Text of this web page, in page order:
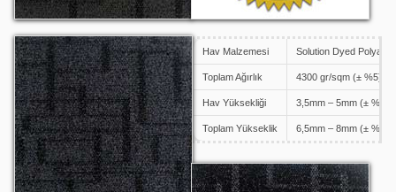
Discovery 1504 Hav Malzemesi Solution Dyed
Toplam Ağırlık 4300 gr/sqm (± %5)
Hav Yüksekliği 3,5mm – 5mm (± %5)
Toplam Yükseklik 6,5mm – 8mm (± %5)
Discovery 1506